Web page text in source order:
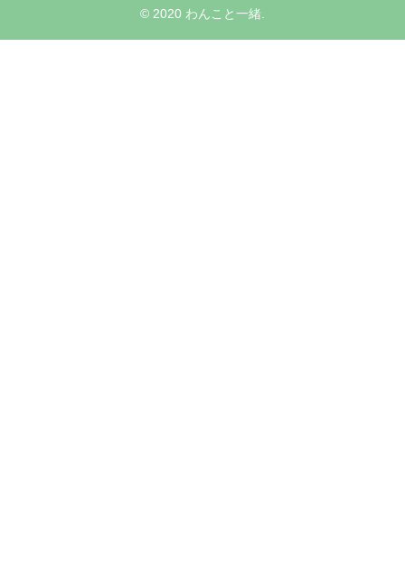
© 2020 わんこと一緒.